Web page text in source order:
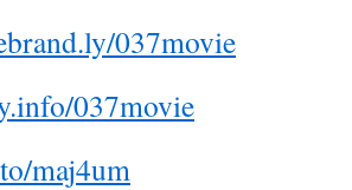
037movie
037movie
maj4um